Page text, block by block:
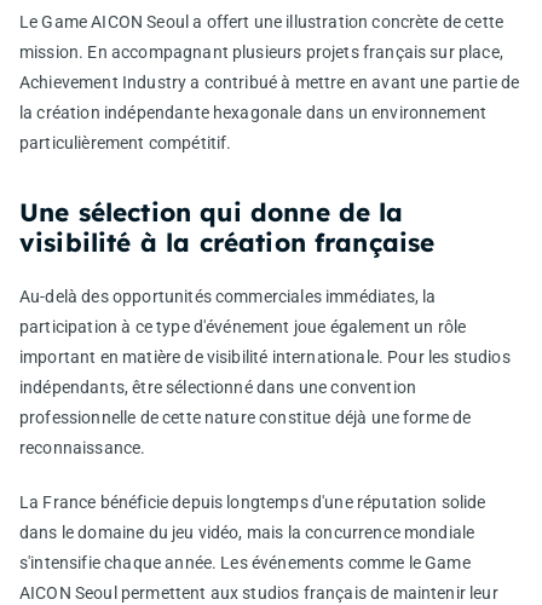
Le Game AICON Seoul a offert une illustration concrète de cette
mission. En accompagnant plusieurs projets français sur place,
Achievement Industry a contribué à mettre en avant une partie de
la création indépendante hexagonale dans un environnement
particulièrement compétitif.
Une sélection qui donne de la
visibilité à la création française
Au-delà des opportunités commerciales immédiates, la
participation à ce type d'événement joue également un rôle
important en matière de visibilité internationale. Pour les studios
indépendants, être sélectionné dans une convention
professionnelle de cette nature constitue déjà une forme de
reconnaissance.
La France bénéficie depuis longtemps d'une réputation solide
dans le domaine du jeu vidéo, mais la concurrence mondiale
s'intensifie chaque année. Les événements comme le Game
AICON Seoul permettent aux studios français de maintenir leur